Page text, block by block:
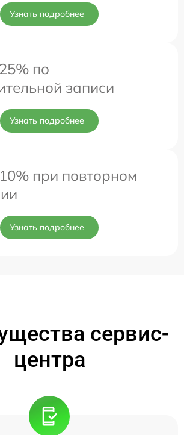
Узнать подробнее
по
записи
Узнать подробнее
при повторном
Узнать подробнее
сервис-
центра